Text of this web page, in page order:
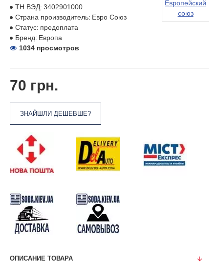
70 грн.
ЗНАЙШЛИ ДЕШЕВШЕ?
ТН ВЭД: 3402901000
Страна производитель: Евро Союз
Статус: предоплата
Бренд: Европа
Европейский
союз
1034 просмотров
ОПИСАНИЕ ТОВАРА